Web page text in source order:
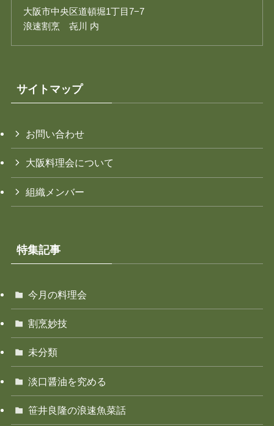
大阪市中央区道頓堀1丁目7−7
浪速割烹 㐂川 内
サイトマップ
お問い合わせ
大阪料理会について
組織メンバー
特集記事
今月の料理会
割烹妙技
未分類
淡口醤油を究める
笹井良隆の浪速魚菜話